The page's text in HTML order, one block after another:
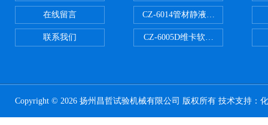
在线留言
联系我们
CZ-6014管材静液压爆破试验机
CZ-6005D维卡软化点温度测定仪
Copyright © 2026 扬州昌哲试验机械有限公司 版权所有 技术支持：